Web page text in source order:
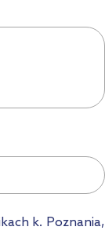
k. Poznania,